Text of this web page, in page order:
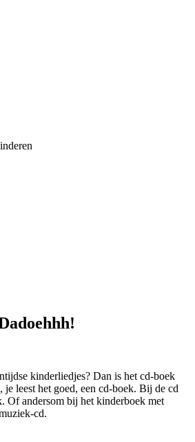
kinderliedjes? Dan is het cd-boek
je leest het goed, een cd-boek. Bij de cd
Of andersom bij het kinderboek met
cd.